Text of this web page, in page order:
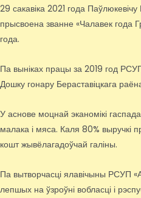
29 сакавіка 2021 года
прысвоена званне «Чалавек года
года.
Па выніках працы за 2019 год
Дошку гонару Бераставіцкага
У аснове моцнай эканомікі
малака і мяса. Каля 80% выручкі
кошт жывёлагадоўчай галіны.
Па вытворчасці ялавічыны РСУП
лепшых на ўзроўні вобласці і